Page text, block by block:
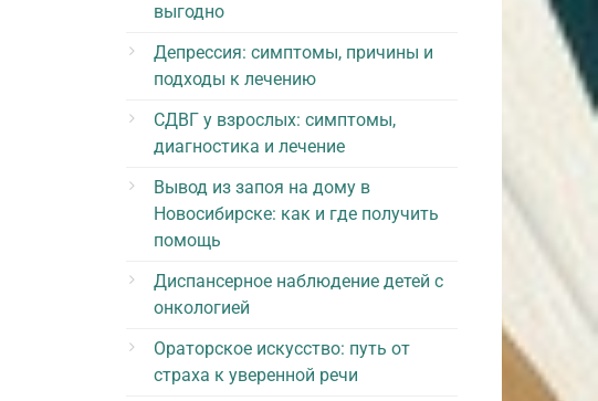
выгодно
Депрессия: симптомы, причины и
подходы к лечению
СДВГ у взрослых: симптомы,
диагностика и лечение
Вывод из запоя на дому в
Новосибирске: как и где получить
помощь
Диспансерное наблюдение детей с
онкологией
Ораторское искусство: путь от
страха к уверенной речи